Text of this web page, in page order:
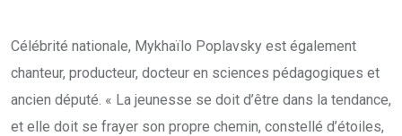
Célébrité nationale, Mykhaïlo Poplavsky est également
chanteur, producteur, docteur en sciences pédagogiques et
ancien député. « La jeunesse se doit d’être dans la tendance,
et elle doit se frayer son propre chemin, constellé d’étoiles,